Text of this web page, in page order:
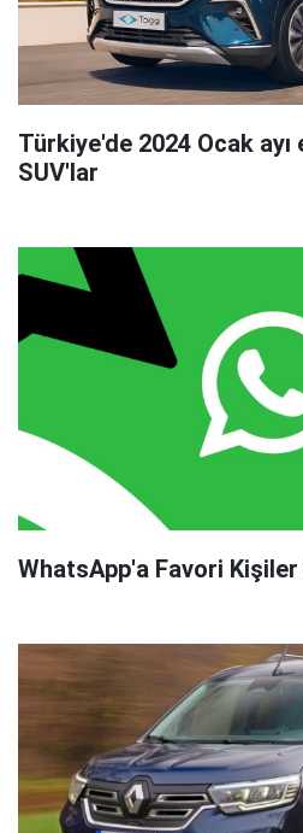
Türkiye'de 2024 Ocak ayı
SUV'lar
WhatsApp'a Favori